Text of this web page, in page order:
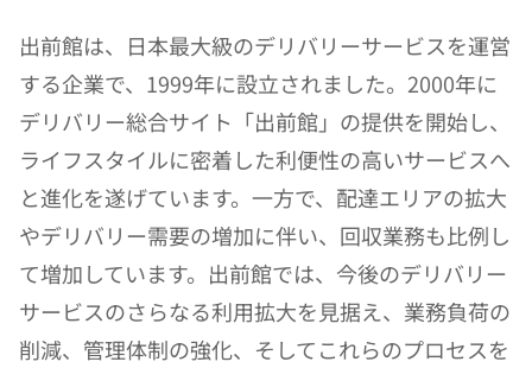
出前館は、日本最大級のデリバリーサービスを運営
する企業で、1999年に設立されました。2000年に
デリバリー総合サイト「出前館」の提供を開始し、
ライフスタイルに密着した利便性の高いサービスへ
と進化を遂げています。一方で、配達エリアの拡大
やデリバリー需要の増加に伴い、回収業務も比例し
て増加しています。出前館では、今後のデリバリー
サービスのさらなる利用拡大を見据え、業務負荷の
削減、管理体制の強化、そしてこれらのプロセスを